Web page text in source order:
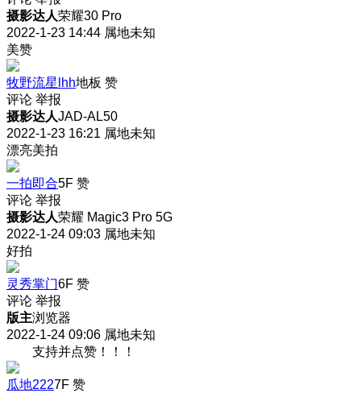
摄影达人荣耀30 Pro
2022-1-23 14:44 属地未知
美赞
牧野流星lhh地板 赞
评论 举报
摄影达人JAD-AL50
2022-1-23 16:21 属地未知
漂亮美拍
一拍即合5F 赞
评论 举报
摄影达人荣耀 Magic3 Pro 5G
2022-1-24 09:03 属地未知
好拍
灵秀掌门6F 赞
评论 举报
版主浏览器
2022-1-24 09:06 属地未知
支持并点赞！！！
瓜地2227F 赞